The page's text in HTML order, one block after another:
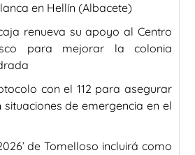
en Hellín (Albacete)
renueva su apoyo al Centro
para mejorar la colonia
con el 112 para asegurar
de emergencia en el
de Tomelloso incluirá como